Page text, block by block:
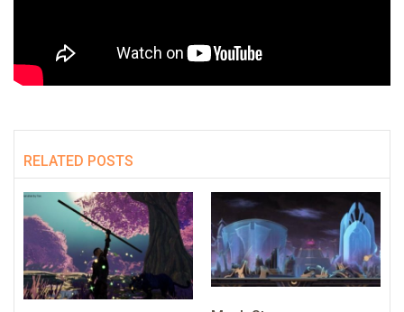
RELATED POSTS